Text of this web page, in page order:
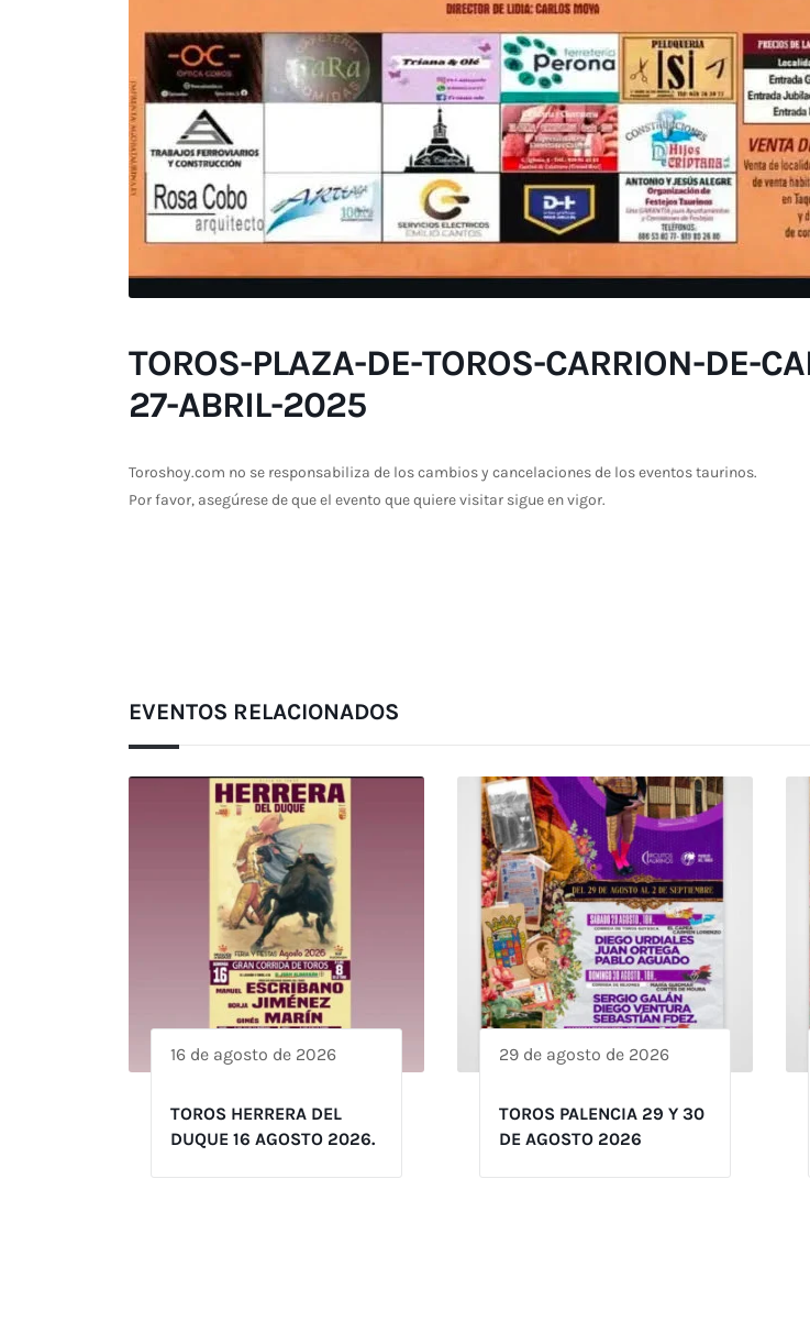
TOROS-PLAZA-DE-TOROS-CARRION-DE-
27-ABRIL-2025
Toroshoy.com no se responsabiliza de los cambios y cancelaciones de los eventos taurinos.
Por favor, asegúrese de que el evento que quiere visitar sigue en vigor.
EVENTOS RELACIONADOS
16 de agosto de 2026
TOROS HERRERA DEL
DUQUE 16 AGOSTO 2026.
29 de agosto de 2026
TOROS PALENCIA 29 Y 30
DE AGOSTO 2026